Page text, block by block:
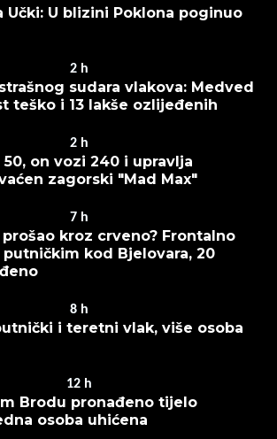
Učki: U blizini Poklona poginuo
2 h
sudara vlakova: Medved
teško i 13 lakše ozlijeđenih
2 h
on vozi 240 i upravlja
zagorski "Mad Max"
7 h
kroz crveno? Frontalno
putničkim kod Bjelovara, 20
8 h
i teretni vlak, više osoba
12 h
Brodu pronađeno tijelo
osoba uhićena